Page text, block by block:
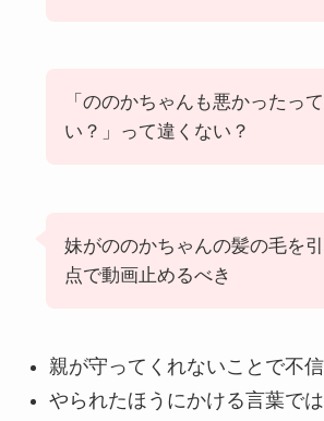
「ののかちゃんも悪かったっ
い？」って違くない？
妹がののかちゃんの髪の毛を
点で動画止めるべき
親が守ってくれないことで不
やられたほうにかける言葉で